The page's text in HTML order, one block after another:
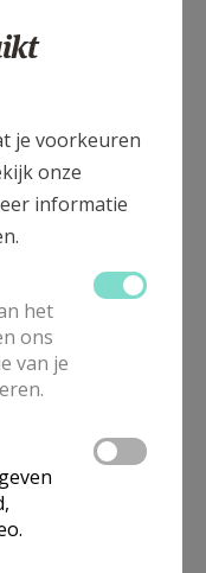
je voorkeuren
onze
informatie
het
ons
van je